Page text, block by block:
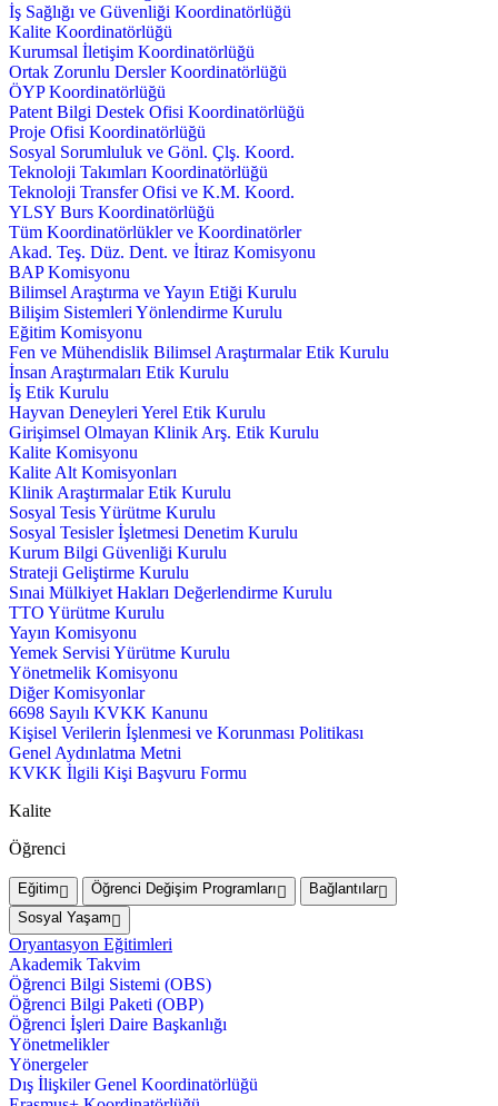
İş Sağlığı ve Güvenliği Koordinatörlüğü
Kalite Koordinatörlüğü
Kurumsal İletişim Koordinatörlüğü
Ortak Zorunlu Dersler Koordinatörlüğü
ÖYP Koordinatörlüğü
Patent Bilgi Destek Ofisi Koordinatörlüğü
Proje Ofisi Koordinatörlüğü
Sosyal Sorumluluk ve Gönl. Çlş. Koord.
Teknoloji Takımları Koordinatörlüğü
Teknoloji Transfer Ofisi ve K.M. Koord.
YLSY Burs Koordinatörlüğü
Tüm Koordinatörlükler ve Koordinatörler
Akad. Teş. Düz. Dent. ve İtiraz Komisyonu
BAP Komisyonu
Bilimsel Araştırma ve Yayın Etiği Kurulu
Bilişim Sistemleri Yönlendirme Kurulu
Eğitim Komisyonu
Fen ve Mühendislik Bilimsel Araştırmalar Etik Kurulu
İnsan Araştırmaları Etik Kurulu
İş Etik Kurulu
Hayvan Deneyleri Yerel Etik Kurulu
Girişimsel Olmayan Klinik Arş. Etik Kurulu
Kalite Komisyonu
Kalite Alt Komisyonları
Klinik Araştırmalar Etik Kurulu
Sosyal Tesis Yürütme Kurulu
Sosyal Tesisler İşletmesi Denetim Kurulu
Kurum Bilgi Güvenliği Kurulu
Strateji Geliştirme Kurulu
Sınai Mülkiyet Hakları Değerlendirme Kurulu
TTO Yürütme Kurulu
Yayın Komisyonu
Yemek Servisi Yürütme Kurulu
Yönetmelik Komisyonu
Diğer Komisyonlar
6698 Sayılı KVKK Kanunu
Kişisel Verilerin İşlenmesi ve Korunması Politikası
Genel Aydınlatma Metni
KVKK İlgili Kişi Başvuru Formu
Kalite
Öğrenci
Eğitim Öğrenci Değişim Programları
Bağlantılar
Sosyal Yaşam
Oryantasyon Eğitimleri
Akademik Takvim
Öğrenci Bilgi Sistemi (OBS)
Öğrenci Bilgi Paketi (OBP)
Öğrenci İşleri Daire Başkanlığı
Yönetmelikler
Yönergeler
Dış İlişkiler Genel Koordinatörlüğü